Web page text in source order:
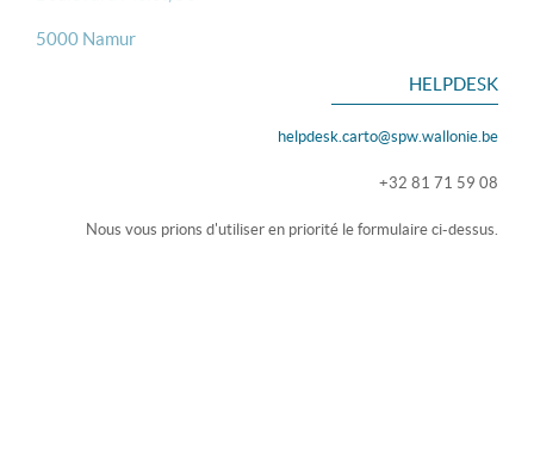
5000 Namur
HELPDESK
helpdesk.carto@spw.wallonie.be
+32 81 71 59 08
Nous vous prions d'utiliser en priorité le formulaire ci-dessus.